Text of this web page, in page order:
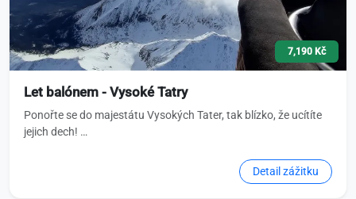
7,190 Kč
Let balónem - Vysoké Tatry
Ponořte se do majestátu Vysokých Tater, tak blízko, že ucítíte
jejich dech! …
Detail zážitku